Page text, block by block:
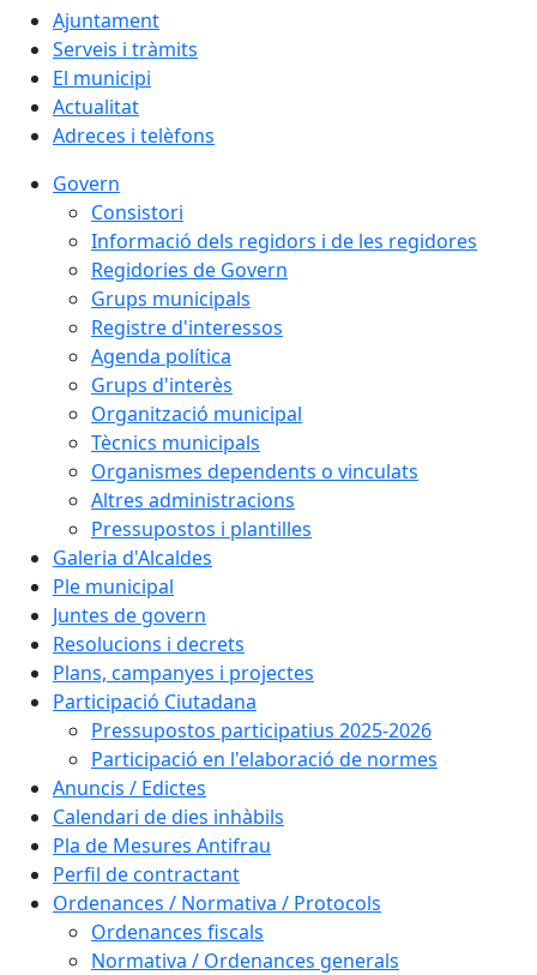
Ajuntament
Serveis i tràmits
El municipi
Actualitat
Adreces i telèfons
Govern
Consistori
Informació dels regidors i de les regidores
Regidories de Govern
Grups municipals
Registre d'interessos
Agenda política
Grups d'interès
Organització municipal
Tècnics municipals
Organismes dependents o vinculats
Altres administracions
Pressupostos i plantilles
Galeria d'Alcaldes
Ple municipal
Juntes de govern
Resolucions i decrets
Plans, campanyes i projectes
Participació Ciutadana
Pressupostos participatius 2025-2026
Participació en l'elaboració de normes
Anuncis / Edictes
Calendari de dies inhàbils
Pla de Mesures Antifrau
Perfil de contractant
Ordenances / Normativa / Protocols
Ordenances fiscals
Normativa / Ordenances generals